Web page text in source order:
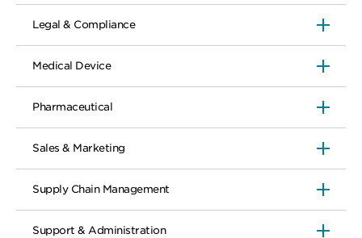
Legal & Compliance
Medical Device
Pharmaceutical
Sales & Marketing
Supply Chain Management
Support & Administration